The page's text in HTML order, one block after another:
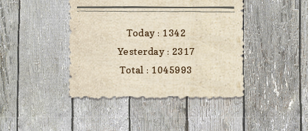
Today : 1342
Yesterday : 2317
Total : 1045993